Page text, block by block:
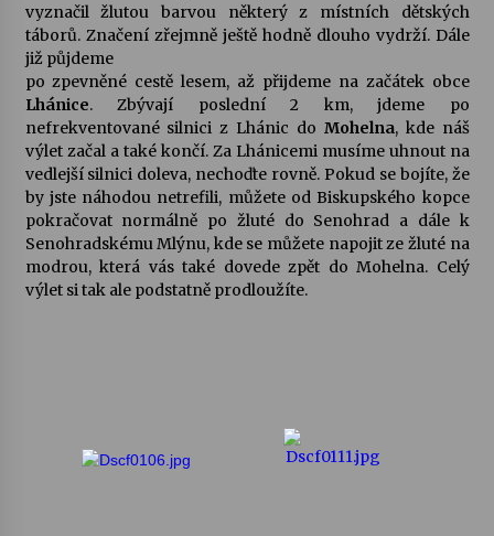
vyznačil žlutou barvou některý z místních dětských
táborů. Značení zřejmně ještě hodně dlouho vydrží. Dále
již půjdeme
po zpevněné cestě lesem, až přijdeme na začátek obce
Lhánice. Zbývají poslední 2 km, jdeme po
nefrekventované silnici z Lhánic do Mohelna, kde náš
výlet začal a také končí. Za Lhánicemi musíme uhnout na
vedlejší silnici doleva, nechoďte rovně. Pokud se bojíte, že
by jste náhodou netrefili, můžete od Biskupského kopce
pokračovat normálně po žluté do Senohrad a dále k
Senohradskému Mlýnu, kde se můžete napojit ze žluté na
modrou, která vás také dovede zpět do Mohelna. Celý
výlet si tak ale podstatně prodloužíte.